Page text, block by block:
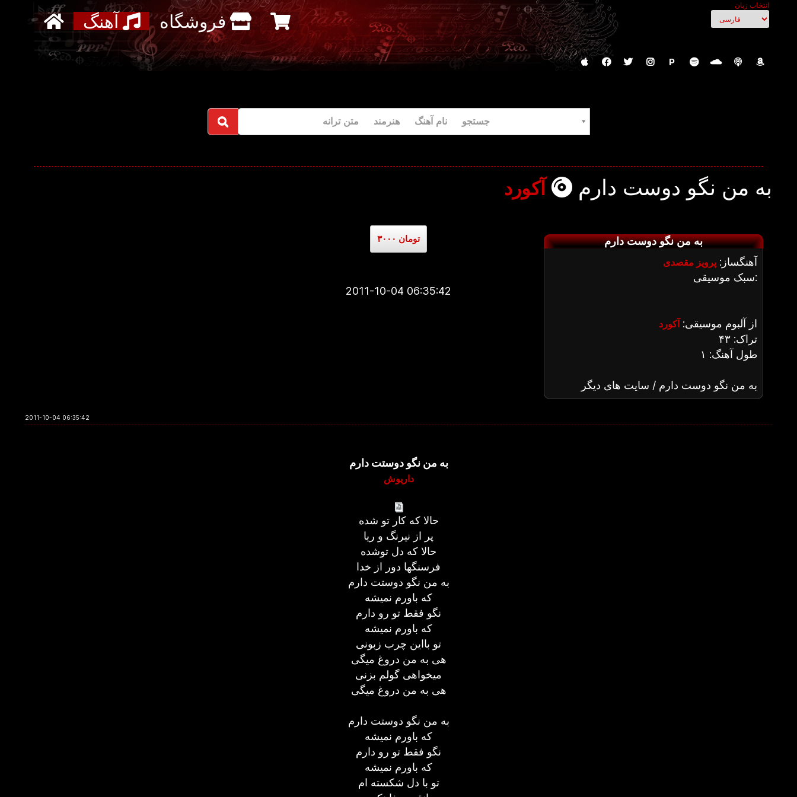
انتخاب زبان
آهنگ فروشگاه
P
جستجو نام آهنگ هنرمند متن ترانه
به من نگو دوست دارم آکورد
۳۰۰۰ تومان
2011-10-04 06:35:42
به من نگو دوست دارم
آهنگساز: پرویز مقصدی
سبک موسیقی:
از آلبوم موسیقی: آکورد
تراک: ۴۳
طول آهنگ: ۱
به من نگو دوست دارم / سایت های دیگر
2011-10-04 06:35:42
به من نگو دوستت دارم
داریوش
حالا که کار تو شده
پر از نیرنگ و ریا
حالا که دل توشده
فرسنگها دور از خدا
به من نگو دوستت دارم
که باورم نمیشه
نگو فقط تو رو دارم
که باورم نمیشه
تو بااین چرب زبونی
هی به من دروغ میگی
میخواهی گولم بزنی
هی به من دروغ میگی
به من نگو دوستت دارم
که باورم نمیشه
نگو فقط تو رو دارم
که باورم نمیشه
تو با دل شکسته ام